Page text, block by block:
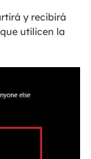
y recibirá
utilicen la